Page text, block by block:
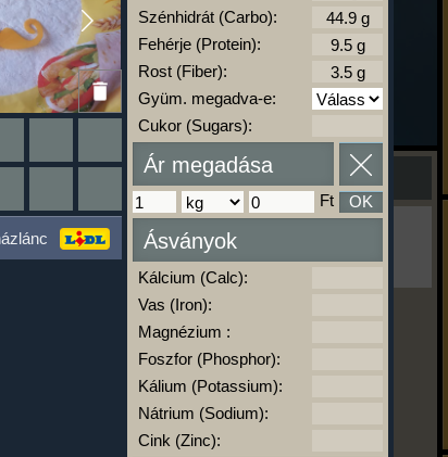
Ha ma már nem eszel/sportolsz többet,
kattints a kiértékelésre!
A Kalória Szimulátor Prémium funkció.
kalóriabázis.hu
-
Szénhidrát (Carbo):
Fehérje (Protein):
Rost (Fiber):
Gyüm. megadva-e:
Cukor (Sugars):
Ár megadása
Ft OK
Ásványok
Kálcium (Calc):
Vas (Iron):
Magnézium :
Foszfor (Phosphor):
Kálium (Potassium):
Nátrium (Sodium):
Cink (Zinc):